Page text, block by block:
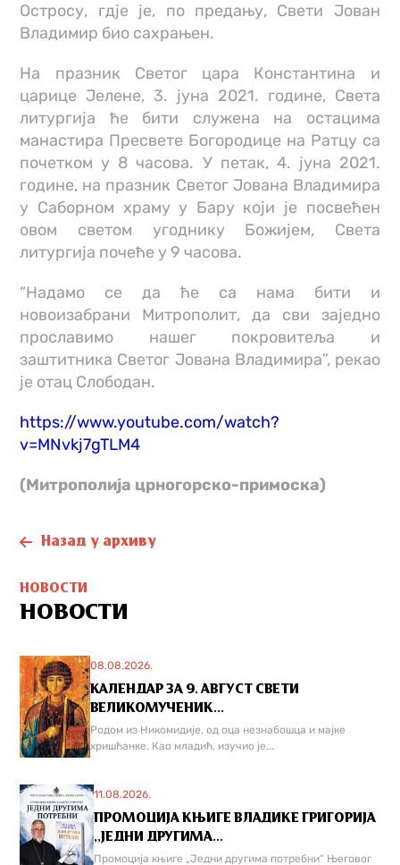
Остросу, гдје је, по предању, Свети Јован
Владимир био сахрањен.
На празник Светог цара Константина и
царице Јелене, 3. јуна 2021. године, Света
литургија ће бити служена на остацима
манастира Пресвете Богородице на Ратцу са
почетком у 8 часова. У петак, 4. јуна 2021.
године, на празник Светог Јована Владимира
у Саборном храму у Бару који је посвећен
овом светом угоднику Божијем, Света
литургија почеће у 9 часова.
“Надамо се да ће са нама бити и
новоизабрани Митрополит, да сви заједно
прославимо нашег покровитеља и
заштитника Светог Јована Владимира”, рекао
је отац Слободан.
https://www.youtube.com/watch?
v=MNvkj7gTLM4
(Митрополија црногорско-примоска)
Назад у архиву
НОВОСТИ
НОВОСТИ
08.08.2026.
КАЛЕНДАР ЗА 9. АВГУСТ СВЕТИ
ВЕЛИКОМУЧЕНИК...
Родом из Никомидије, од оца незнабошца и мајке
хришћанке. Као младић, изучио је...
11.08.2026.
ПРОМОЦИЈА КЊИГЕ ВЛАДИКЕ ГРИГОРИЈА
,,ЈЕДНИ ДРУГИМА...
Промоција књиге „Једни другима потребни“ Његовог